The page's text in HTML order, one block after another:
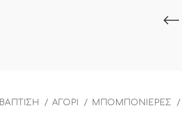
ΒΑΠΤΙΣΗ ΑΓΟΡΙ ΜΠΟΜΠΟΝΙΕΡΕΣ